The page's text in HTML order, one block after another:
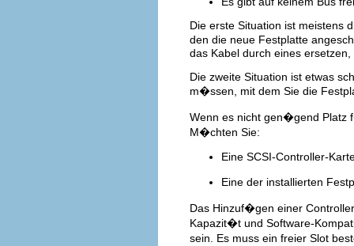
Die erste Situation ist meistens
den die neue Festplatte
das Kabel durch eines
Die zweite Situation ist etwas
m�ssen, mit dem Sie die
Wenn es nicht gen�gend Platz
M�chten Sie:
Eine SCSI-Controller-
Eine der installierten
Das Hinzuf�gen einer
Kapazit�t und Software-
sein. Es muss ein freier Slot